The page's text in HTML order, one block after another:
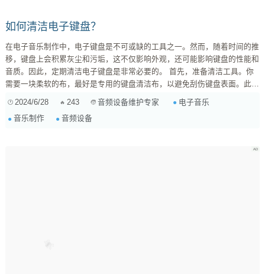
如何清洁电子键盘？
在电子音乐制作中，电子键盘是不可或缺的工具之一。然而，随着时间的推
移，键盘上会积累灰尘和污垢，这不仅影响外观，还可能影响键盘的性能和
音质。因此，定期清洁电子键盘是非常必要的。 首先，准备清洁工具。你
需要一块柔软的布，最好是专用的键盘清洁布，以避免刮伤键盘表面。此
精，这些都可以有效去除键盘上的污渍。 开始清洁前，请确保键盘已经关
闭并断开电源，以避免任何可能的电击风险。首先，用干布轻轻擦拭键盘表
2024/6/28 243 音频设备维护专家
电子音乐
音乐制作
音频设备